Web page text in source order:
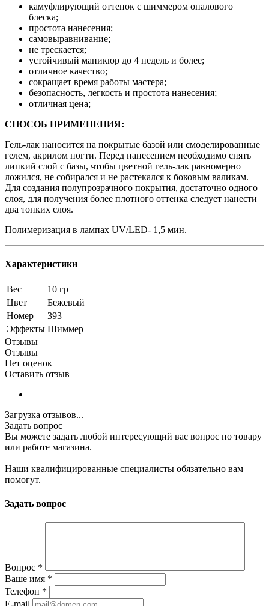
камуфлирующий оттенок с шиммером опалового
блеска;
простота нанесения;
самовыравнивание;
не трескается;
устойчивый маникюр до 4 недель и более;
отличное качество;
сокращает время работы мастера;
безопасность, легкость и простота нанесения;
отличная цена;
СПОСОБ ПРИМЕНЕНИЯ:
Гель-лак наносится на покрытые базой или смоделированные
гелем, акрилом ногти. Перед нанесением необходимо снять
липкий слой с базы, чтобы цветной гель-лак равномерно
ложился, не собирался и не растекался к боковым валикам.
Для создания полупрозрачного покрытия, достаточно одного
слоя, для получения более плотного оттенка следует нанести
два тонких слоя.
Полимеризация в лампах UV/LED- 1,5 мин.
Характеристики
Вес
10 гр
Цвет
Бежевый
Номер
393
Эффекты Шиммер
Отзывы
Отзывы
Нет оценок
Оставить отзыв
Загрузка отзывов...
Задать вопрос
Вы можете задать любой интересующий вас вопрос по товару
или работе магазина.
Наши квалифицированные специалисты обязательно вам
помогут.
Задать вопрос
Вопрос *
Ваше имя *
Телефон *
E-mail